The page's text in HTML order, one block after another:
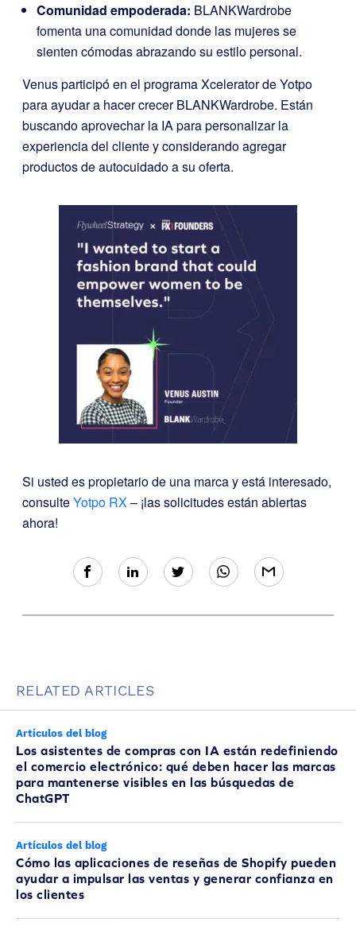
Comunidad empoderada: BLANKWardrobe
fomenta una comunidad donde las mujeres se
sienten cómodas abrazando su estilo personal.
Venus participó en el programa Xcelerator de Yotpo
para ayudar a hacer crecer BLANKWardrobe. Están
buscando aprovechar la IA para personalizar la
experiencia del cliente y considerando agregar
productos de autocuidado a su oferta.
Si usted es propietario de una marca y está interesado,
consulteYotpo RX– ¡las solicitudes están abiertas
ahora!
RELATED ARTICLES
Artículos del blog
Los asistentes de compras con IA están redefiniendo
el comercio electrónico: qué deben hacer las marcas
para mantenerse visibles en las búsquedas de
ChatGPT
Artículos del blog
Cómo las aplicaciones de reseñas de Shopify pueden
ayudar a impulsar las ventas y generar confianza en
los clientes